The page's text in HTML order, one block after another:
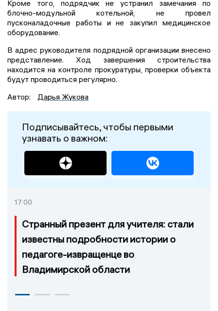
Кроме того, подрядчик не устранил замечания по
блочно-модульной котельной, не провел
пусконаладочные работы и не закупил медицинское
оборудование.
В адрес руководителя подрядной организации внесено
представление. Ход завершения строительства
находится на контроле прокуратуры, проверки объекта
будут проводиться регулярно.
Автор:
Дарья Жукова
Подписывайтесь, чтобы первыми
узнавать о важном:
17:00
Странный презент для учителя: стали
известны подробности истории о
педагоге-извращенце во
Владимирской области